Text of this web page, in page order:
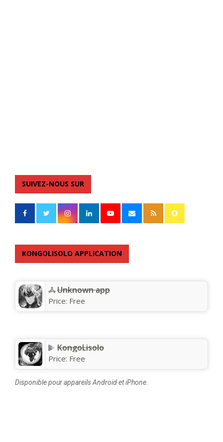
SUIVEZ-NOUS SUR
KONGOLISOLO APPLICATION
Unknown app
Price: Free
KongoLisolo
Price: Free
Disponible pour appareils Android et iPhone.